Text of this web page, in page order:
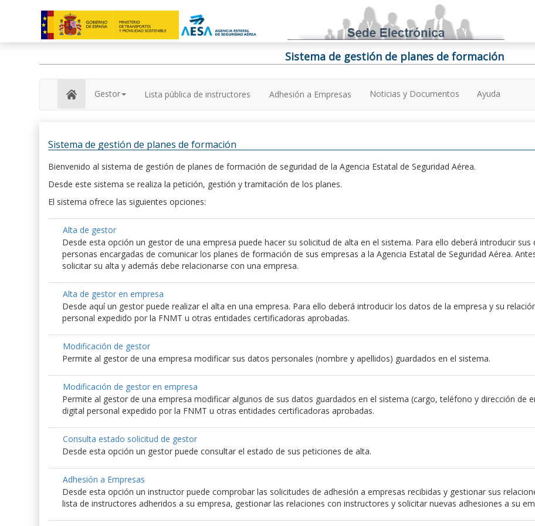
Sistema de gestión de planes de formación
Gestor Lista pública de instructores Adhesión a Empresas Noticias y Documentos Ayuda
Sistema de gestión de planes de formación
Bienvenido al sistema de gestión de planes de formación de seguridad de la Agencia Estatal de Seguridad Aérea.
Desde este sistema se realiza la petición, gestión y tramitación de los planes.
El sistema ofrece las siguientes opciones:
Alta de gestor
Desde esta opción un gestor de una empresa puede hacer su solicitud de alta en el sistema. Para ello deberá introducir
personas encargadas de comunicar los planes de formación de sus empresas a la Agencia Estatal de Seguridad Aérea.
solicitar su alta y además debe relacionarse con una empresa.
Alta de gestor en empresa
Desde aquí un gestor puede realizar el alta en una empresa. Para ello deberá introducir los datos de la empresa y su
personal expedido por la FNMT u otras entidades certificadoras aprobadas.
Modificación de gestor
Permite al gestor de una empresa modificar sus datos personales (nombre y apellidos) guardados en el sistema.
Modificación de gestor en empresa
Permite al gestor de una empresa modificar algunos de sus datos guardados en el sistema (cargo, teléfono y dirección de
digital personal expedido por la FNMT u otras entidades certificadoras aprobadas.
Consulta estado solicitud de gestor
Desde esta opción un gestor puede consultar el estado de sus peticiones de alta.
Adhesión a Empresas
Desde esta opción un instructor puede comprobar las solicitudes de adhesión a empresas recibidas y gestionar sus
lista de instructores adheridos a su empresa, gestionar las relaciones con instructores y solicitar nuevas adhesiones a su